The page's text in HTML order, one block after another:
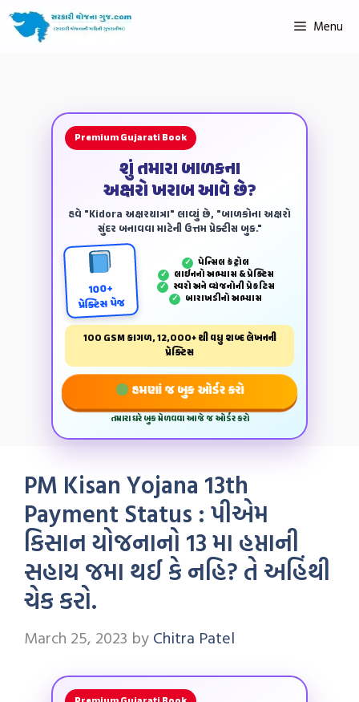
Menu
Premium Gujarati Book
શું તમારા બાળકના
અક્ષરો ખરાબ આવે છે?
હવે "Kidora અક્ષરયાત્રા" લાવ્યું છે, "બાળકોના અક્ષરો
સુંદર બનાવવા માટેની ઉત્તમ પ્રેક્ટીસ બુક."
100+
પ્રેક્ટિસ પેજ
✓ પેન્‍સિલ કંટ્રોલ
✓ લાઈનનો અભ્યાસ & પ્રેક્ટિસ
✓ સ્વરો અને વ્યંજનોની પ્રેકટિસ
✓ બારાખડીનો અભ્યાસ
100 GSM કાગળ, 12,000+ થી વધુ શબ્દ લેખનની
પ્રેક્ટિસ
હમણાં જ બુક ઓર્ડર કરો
તમારા ઘરે બુક મેળવવા આજે જ ઓર્ડર કરો
PM Kisan Yojana 13th
Payment Status : પીએમ
કિસાન યોજનાનો 13 મા હપ્તાની
સહાય જમા થઈ કે નહિ? તે અહિંથી
ચેક કરો.
March 25, 2023 by Chitra Patel